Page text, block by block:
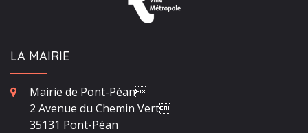
LA MAIRIE
Mairie de Pont-Péan
2 Avenue du Chemin Vert
35131 Pont-Péan